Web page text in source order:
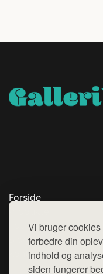
Vi bruger
forbedre din
indhold og
siden fungerer
Forside
Top Rabatter
Blog
Kontakt